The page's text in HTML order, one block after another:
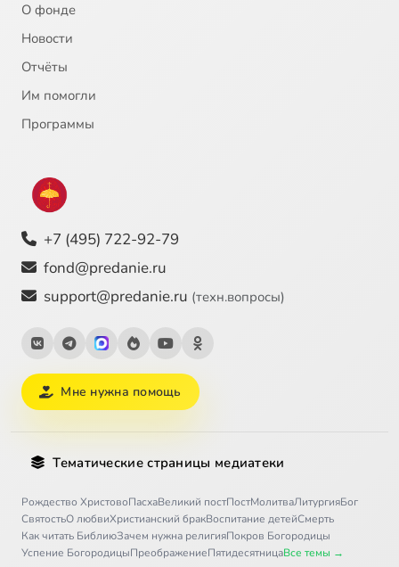
О фонде
Новости
Отчёты
Им помогли
Программы
+7 (495) 722-92-79
fond@predanie.ru
support@predanie.ru (техн.вопросы)
Мне нужна помощь
Тематические страницы медиатеки
Рождество ХристовоПасхаВеликий постПостМолитваЛитургияБог
СвятостьО любвиХристианский бракВоспитание детейСмерть
Как читать БиблиюЗачем нужна религияПокров Богородицы
Успение БогородицыПреображениеПятидесятницаВсе темы →